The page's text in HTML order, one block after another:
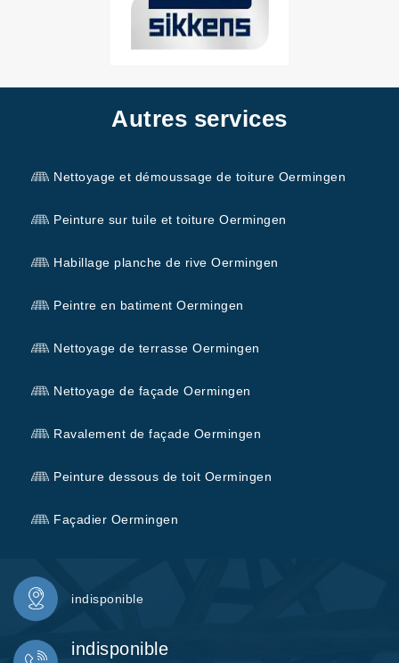
Autres services
Nettoyage et démoussage de toiture Oermingen
Peinture sur tuile et toiture Oermingen
Habillage planche de rive Oermingen
Peintre en batiment Oermingen
Nettoyage de terrasse Oermingen
Nettoyage de façade Oermingen
Ravalement de façade Oermingen
Peinture dessous de toit Oermingen
Façadier Oermingen
indisponible
indisponible